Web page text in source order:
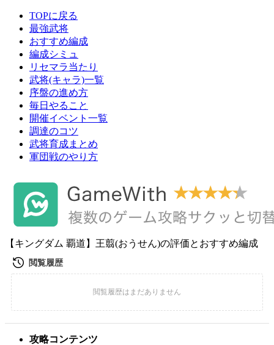
TOPに戻る
最強武将
おすすめ編成
編成シミュ
リセマラ当たり
武将(キャラ)一覧
序盤の進め方
毎日やること
開催イベント一覧
調達のコツ
武将育成まとめ
軍団戦のやり方
【キングダム 覇道】王翦(おうせん)の評価とおすすめ編成
攻略コンテンツ